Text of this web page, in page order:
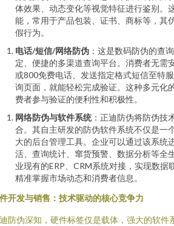
体效果、动态变化等视觉特征进行鉴别。
能，常用于产品包装、证书、商标等，其
假行为。
电话/短信/网络防伪 ：这是数码防伪的查
定、便捷的多渠道查询平台。消费者无需
或800免费电话、发送指定格式短信至特
询页面，就能轻松完成验证。这种多元化
费者参与验证的便利性和积极性。
网络防伪与软件系统：正迪防伪将防伪技
合。其自主研发的防伪软件系统不仅是一
大的后台管理工具。企业可以通过该系统
活、查询统计、窜货预警、数据分析等全
业现有的ERP、CRM系统对接，实现数据
精准掌握市场动态和消费者信息。
开发与销售：技术驱动的核心竞争力
防伪深知，硬件标签仅是载体，强大的软件